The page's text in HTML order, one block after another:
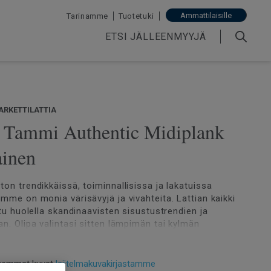
Tarinamme Tuotetuki Ammattilaisille
ETSI JÄLLEENMYYJÄ
Tammi Authentic Midiplank
trendikkäissä, toiminnallisissa ja lakatuissa
on monia värisävyjä ja vivahteita. Lattian kaikki
huolella skandinaavisten sisustustrendien ja
Olipa valintasi sitten lämpimän tai kylmän
valikoimastamme löytyy sopiva vaihtoehto.
kuvatlajitelmakuvakirjastamme